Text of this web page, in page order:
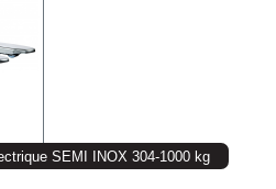
SEMI INOX 304-1000 kg